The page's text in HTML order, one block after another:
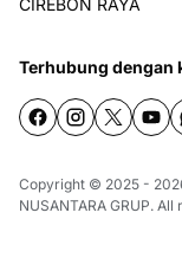
Terhubung dengan
Copyright © 2025 -
NUSANTARA GRUP. All